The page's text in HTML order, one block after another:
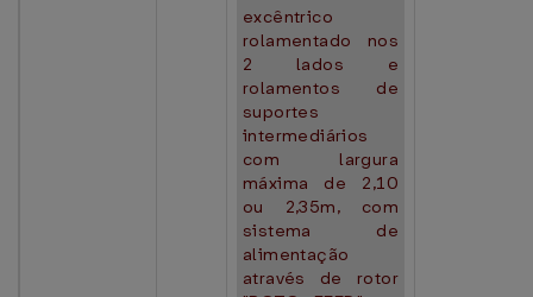
excêntrico
rolamentado nos
2 lados e
rolamentos de
suportes
intermediários
com largura
máxima de 2,10
ou 2,35m, com
sistema de
alimentação
através de rotor